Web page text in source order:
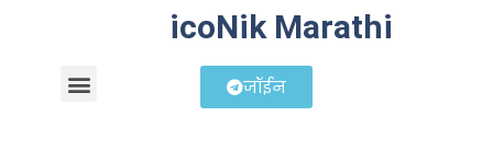
icoNik Marathi
जॉईन